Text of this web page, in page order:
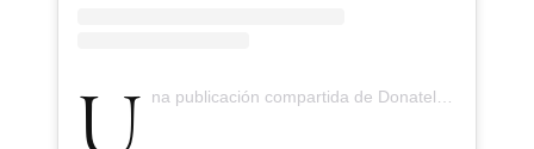
Una publicación compartida de Donatella Versace (@donatella_versace)